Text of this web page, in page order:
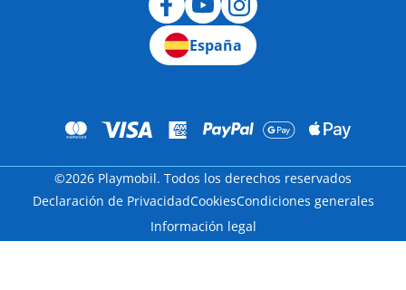
España
©2026 Playmobil. Todos los derechos reservados
Declaración de PrivacidadCookiesCondiciones generales
Información legal